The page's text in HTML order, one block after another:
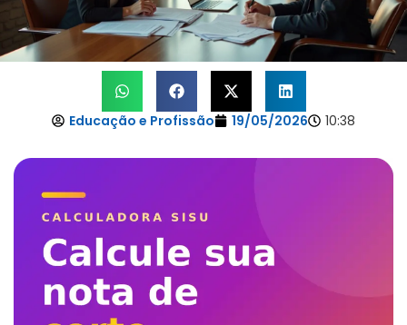
Educação e Profissão 19/05/2026 10:38